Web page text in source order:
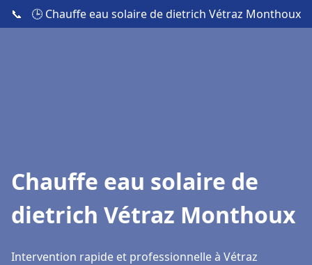
📞 🕒 Chauffe eau solaire de dietrich Vétraz Monthoux
Chauffe eau solaire de
dietrich Vétraz Monthoux
Intervention rapide et professionnelle à Vétraz